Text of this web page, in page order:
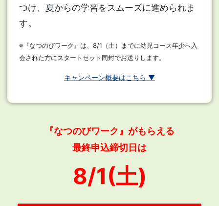
つけ、夏からの学習をスムーズに進められま
す。
※『なつのびワーク』は、8/1（土）までに幼児コース年少へ入
会された方にスタートセット同封でお送りします。
キャンペーン概要はこちら ▼
『なつのびワーク』がもらえる
最終申込締切日は
8/1(土)